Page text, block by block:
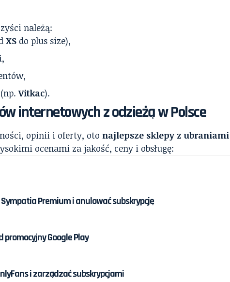
należą:
XS do plus size),
(np.Vitkac).
internetowych z odzieżą w Polsce
opinii i oferty, otonajlepsze sklepy z ubraniami
ocenami za jakość, ceny i obsługę:
Premium i anulować subskrypcję
Google Play
i zarządzać subskrypcjami